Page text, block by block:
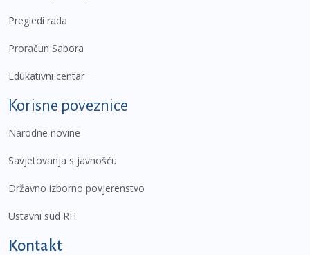
Pregledi rada
Proračun Sabora
Edukativni centar
Korisne poveznice
Narodne novine
Savjetovanja s javnošću
Državno izborno povjerenstvo
Ustavni sud RH
Kontakt